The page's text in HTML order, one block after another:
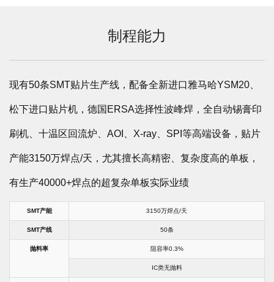
制程能力
现有50条SMT贴片生产线，配备全新进口雅马哈YSM20、
松下进口贴片机，德国ERSA选择性波峰焊，全自动锡膏印
刷机、十温区回流炉、AOI、X-ray、SPI等高端设备，贴片
产能3150万焊点/天，尤其擅长高精密、复杂度高的单板，
有生产40000+焊点的超复杂单板实际业绩
SMT产能 3150万焊点/天
SMT产线 50条
抛料率 阻容率0.3%
IC类无抛料